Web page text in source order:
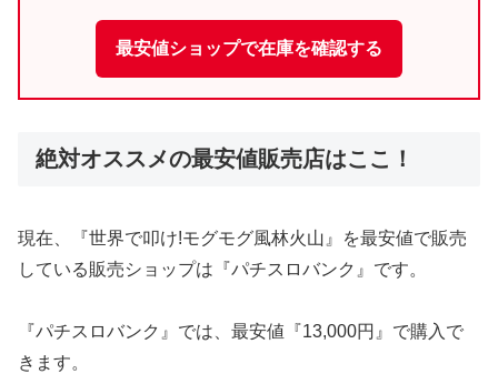
最安値ショップで在庫を確認する
絶対オススメの最安値販売店はここ！
現在、『世界で叩け!モグモグ風林火山』を最安値で販売
している販売ショップは『パチスロバンク』です。
『パチスロバンク』では、最安値『13,000円』で購入で
きます。